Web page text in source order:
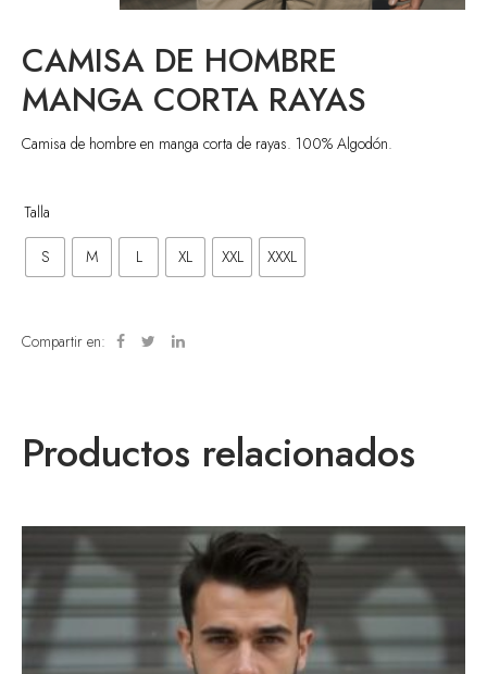
CAMISA DE HOMBRE
MANGA CORTA RAYAS
Camisa de hombre en manga corta de rayas. 100% Algodón.
Talla
S M L XL XXL XXXL
Compartir en:
Productos relacionados